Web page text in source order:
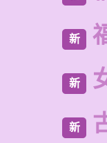
新
新
新